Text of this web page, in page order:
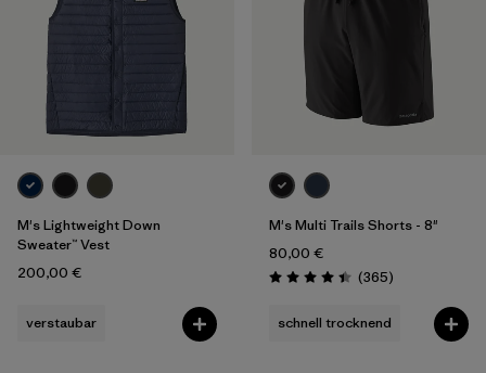
M's Lightweight Down
Sweater™ Vest
200,00 €
verstaubar
M's Multi Trails Shorts - 8"
80,00 €
Bewertung: 4.4 / 5
(365Rezensionen
)
schnell trocknend